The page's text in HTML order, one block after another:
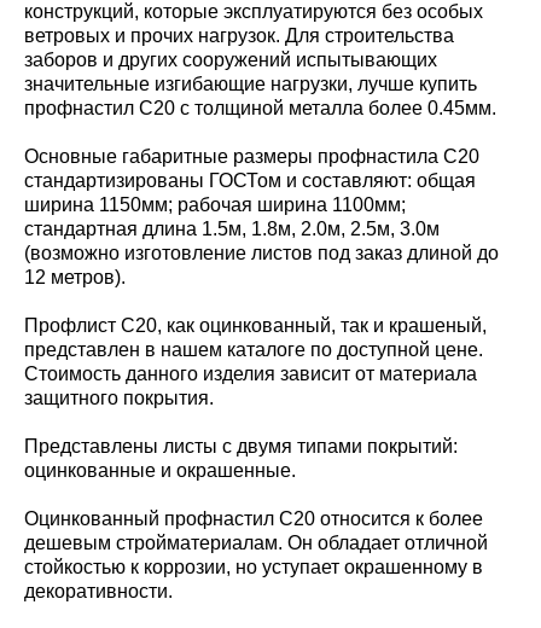
конструкций, которые эксплуатируются без особых
ветровых и прочих нагрузок. Для строительства
заборов и других сооружений испытывающих
значительные изгибающие нагрузки, лучше купить
профнастил С20 с толщиной металла более 0.45мм.
Основные габаритные размеры профнастила С20
стандартизированы ГОСТом и составляют: общая
ширина 1150мм; рабочая ширина 1100мм;
стандартная длина 1.5м, 1.8м, 2.0м, 2.5м, 3.0м
(возможно изготовление листов под заказ длиной до
12 метров).
Профлист С20, как оцинкованный, так и крашеный,
представлен в нашем каталоге по доступной цене.
Стоимость данного изделия зависит от материала
защитного покрытия.
Представлены листы с двумя типами покрытий:
оцинкованные и окрашенные.
Оцинкованный профнастил С20 относится к более
дешевым стройматериалам. Он обладает отличной
стойкостью к коррозии, но уступает окрашенному в
декоративности.